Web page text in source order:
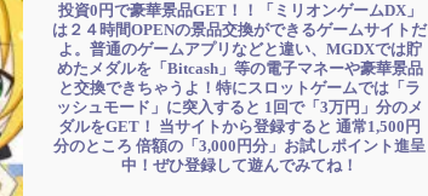
投資0円で豪華景品GET！！「ミリオンゲームDX」
は２４時間OPENの景品交換ができるゲームサイトだ
よ。普通のゲームアプリなどと違い、MGDXでは貯
めたメダルを「Bitcash」等の電子マネーや豪華景品
と交換できちゃうよ！特にスロットゲームでは「ラ
ッシュモード」に突入すると 1回で「3万円」分のメ
ダルをGET！ 当サイトから登録すると 通常1,500円
分のところ 倍額の「3,000円分」お試しポイント進呈
中！ぜひ登録して遊んでみてね！